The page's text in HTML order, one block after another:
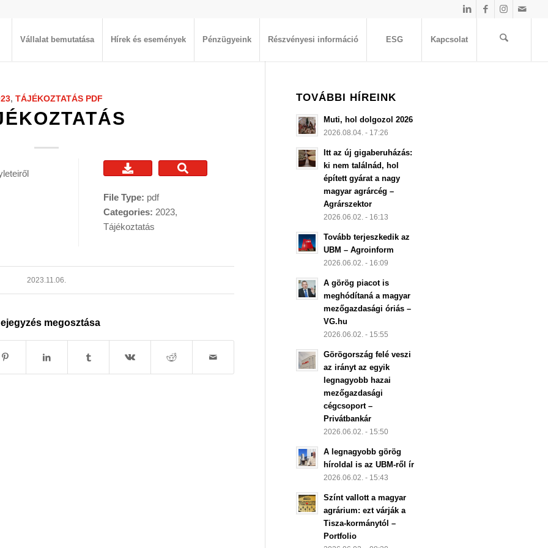
Vállalat bemutatása Hírek és események Pénzügyeink Részvényesi információ ESG Kapcsolat
, TÁJÉKOZTATÁS PDF
File Type: pdf
Categories: 2023,
Tájékoztatás
2023.11.06.
megosztása
TOVÁBBI HÍREINK
Muti, hol dolgozol 2026
2026.08.04. - 17:26
Itt az új gigaberuházás:
ki nem találnád, hol
épített gyárat a nagy
magyar agrárcég –
Agrárszektor
2026.06.02. - 16:13
Tovább terjeszkedik az
UBM – Agroinform
2026.06.02. - 16:09
A görög piacot is
meghódítaná a magyar
mezőgazdasági óriás –
VG.hu
2026.06.02. - 15:55
Görögország felé veszi
az irányt az egyik
legnagyobb hazai
mezőgazdasági
cégcsoport –
Privátbankár
2026.06.02. - 15:50
A legnagyobb görög
híroldal is az UBM-ről ír
2026.06.02. - 15:43
Színt vallott a magyar
agrárium: ezt várják a
Tisza-kormánytól –
Portfolio